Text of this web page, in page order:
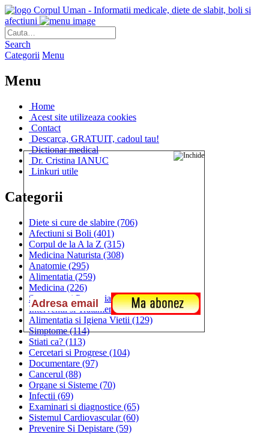
Corpul Uman - Informatii medicale, diete de slabit, boli si
afectiuni
Search
Categorii Menu
Menu
Home
Acest site utilizeaza cookies
Contact
Descarca, GRATUIT, cadoul tau!
Dictionar medical
Dr. Cristina IANUC
Linkuri utile
Categorii
Diete si cure de slabire (706)
Afectiuni si Boli (401)
Corpul de la A la Z (315)
Medicina Naturista (308)
Anatomie (295)
Alimentatia (259)
Medicina (226)
Sanatatea si Preventia(170)
Interventii si Tratamente(167)
Alimentatia si Igiena Vietii (129)
Simptome(114)
Stiati ca? (113)
Cercetari si Progrese (104)
Documentare (97)
Cancerul (88)
Organe si Sisteme (70)
Infectii (69)
Examinari si diagnostice (65)
Sistemul Cardiovascular(60)
Prevenire Si Depistare (59)